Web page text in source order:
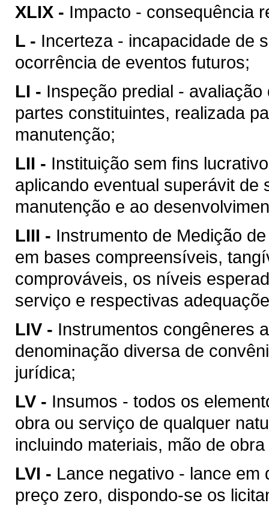
XLIX - Impacto - consequência
L - Incerteza - incapacidade de
ocorrência de eventos futuros;
LI - Inspeção predial -
partes constituintes, realizada
manutenção;
LII - Instituição sem fins
aplicando eventual superávit de
manutenção e ao
LIII - Instrumento de Medição
em bases compreensíveis,
comprováveis, os níveis
serviço e respectivas
LIV - Instrumentos congêneres
denominação diversa de
jurídica;
LV - Insumos - todos os
obra ou serviço de qualquer
incluindo materiais, mão de
LVI - Lance negativo - lance em
preço zero, dispondo-se os